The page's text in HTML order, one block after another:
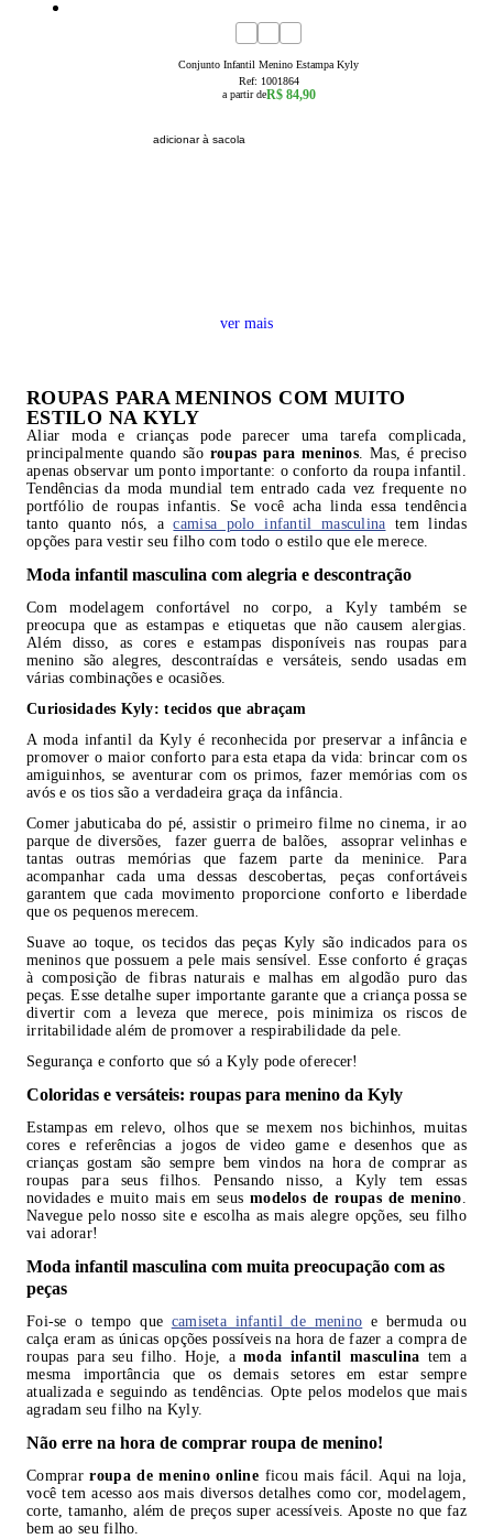
Conjunto Infantil Menino Estampa Kyly
Ref: 1001864
a partir deR$ 84,90
adicionar à sacola
ver mais
ROUPAS PARA MENINOS COM MUITO
ESTILO NA KYLY
Aliar moda e crianças pode parecer uma tarefa complicada,
principalmente quando são roupas para meninos . Mas, é preciso
apenas observar um ponto importante: o conforto da roupa infantil.
Tendências da moda mundial tem entrado cada vez frequente no
portfólio de roupas infantis. Se você acha linda essa tendência
tanto quanto nós, acamisa polo infantil masculina tem lindas
opções para vestir seu filho com todo o estilo que ele merece.
Moda infantil masculina com alegria e descontração
Com modelagem confortável no corpo, a Kyly também se
preocupa que as estampas e etiquetas que não causem alergias.
Além disso, as cores e estampas disponíveis nas roupas para
menino são alegres, descontraídas e versáteis, sendo usadas em
várias combinações e ocasiões.
Curiosidades Kyly: tecidos que abraçam
A moda infantil da Kyly é reconhecida por preservar a infância e
promover o maior conforto para esta etapa da vida: brincar com os
amiguinhos, se aventurar com os primos, fazer memórias com os
avós e os tios são a verdadeira graça da infância.
Comer jabuticaba do pé, assistir o primeiro filme no cinema, ir ao
parque de diversões, fazer guerra de balões, assoprar velinhas e
tantas outras memórias que fazem parte da meninice. Para
acompanhar cada uma dessas descobertas, peças confortáveis
garantem que cada movimento proporcione conforto e liberdade
que os pequenos merecem.
Suave ao toque, os tecidos das peças Kyly são indicados para os
meninos que possuem a pele mais sensível. Esse conforto é graças
à composição de fibras naturais e malhas em algodão puro das
peças. Esse detalhe super importante garante que a criança possa se
divertir com a leveza que merece, pois minimiza os riscos de
irritabilidade além de promover a respirabilidade da pele.
Segurança e conforto que só a Kyly pode oferecer!
Coloridas e versáteis: roupas para menino da Kyly
Estampas em relevo, olhos que se mexem nos bichinhos, muitas
cores e referências a jogos de video game e desenhos que as
crianças gostam são sempre bem vindos na hora de comprar as
roupas para seus filhos. Pensando nisso, a Kyly tem essas
novidades e muito mais em seus modelos de roupas de menino
Navegue pelo nosso site e escolha as mais alegre opções, seu filho
vai adorar!
Moda infantil masculina com muita preocupação com as
peças
Foi-se o tempo que camiseta infantil de menino e bermuda ou
calça eram as únicas opções possíveis na hora de fazer a compra de
roupas para seu filho. Hoje, amoda infantil masculina tem a
mesma importância que os demais setores em estar sempre
atualizada e seguindo as tendências. Opte pelos modelos que mais
agradam seu filho na Kyly.
Não erre na hora de comprar roupa de menino!
Comprarroupa de menino online ficou mais fácil. Aqui na loja,
você tem acesso aos mais diversos detalhes como cor, modelagem,
corte, tamanho, além de preços super acessíveis. Aposte no que faz
bem ao seu filho.